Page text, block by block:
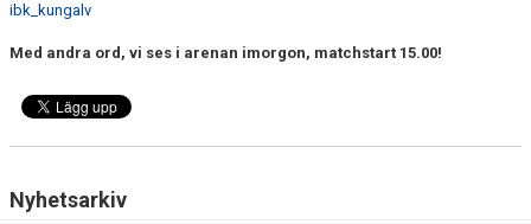
ibk_kungalv
Med andra ord, vi ses i arenan imorgon, matchstart 15.00!
Nyhetsarkiv